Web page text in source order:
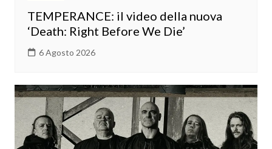
TEMPERANCE: il video della nuova
‘Death: Right Before We Die’
6 Agosto 2026